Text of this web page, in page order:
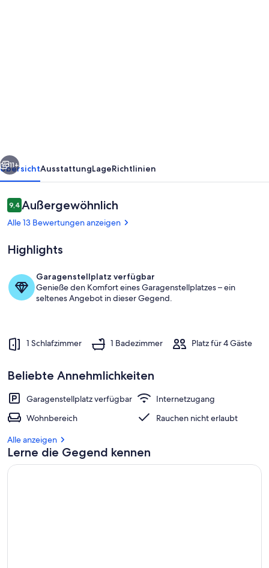
Essecke
Weiter
11+
ÜbersichtAusstattungLageRichtlinien
Bewertungen
9,49,4 von 10.
Außergewöhnlich
Alle 13 Bewertungen anzeigen
Highlights
Garagenstellplatz verfügbar
Genieße den Komfort eines Garagenstellplatzes – ein
seltenes Angebot in dieser Gegend.
1 Schlafzimmer 1 Badezimmer Platz für 4 Gäste
Beliebte Annehmlichkeiten
Garagenstellplatz verfügbar
Internetzugang
Wohnbereich
Rauchen nicht erlaubt
Alle anzeigen
Lerne die Gegend kennen